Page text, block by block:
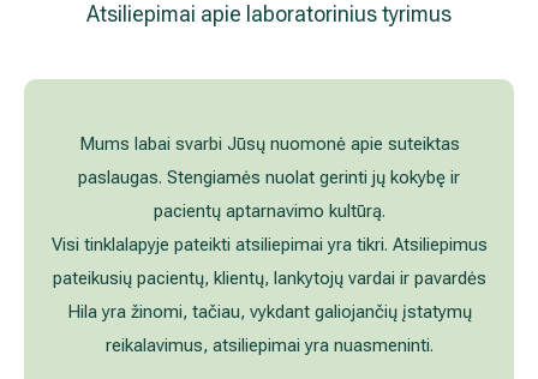
Atsiliepimai apie laboratorinius tyrimus
Mums labai svarbi Jūsų nuomonė apie suteiktas
paslaugas. Stengiamės nuolat gerinti jų kokybę ir
pacientų aptarnavimo kultūrą.
Visi tinklalapyje pateikti atsiliepimai yra tikri. Atsiliepimus
pateikusių pacientų, klientų, lankytojų vardai ir pavardės
Hila yra žinomi, tačiau, vykdant galiojančių įstatymų
reikalavimus, atsiliepimai yra nuasmeninti.
Sveikatos klubo narystė
Reabilitacija ir sporto medicina
Akušerija ginekologija
Urologija
Oftalmologija (akių gydymas)
Pacientams iš užsienio
Duomenų apsauga
Vidaus tvarkos taisyklės
Nemokamos patikrinimo programos
Tyrimai ir gydymo paskyrimas – 1 diena